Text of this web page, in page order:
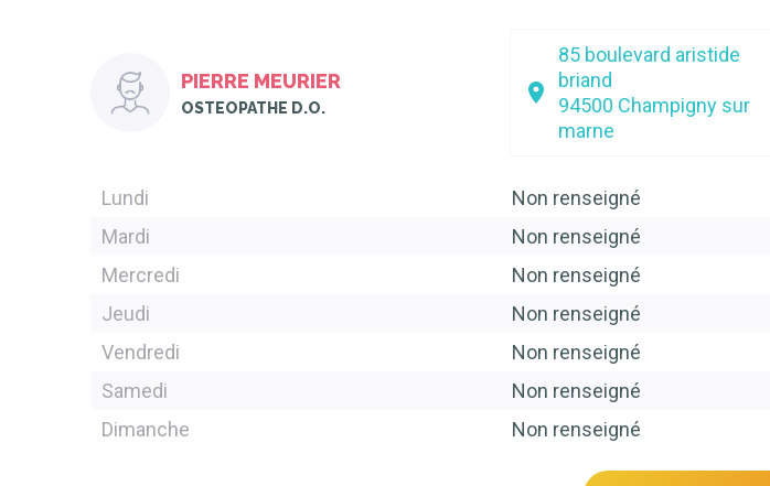
PIERRE MEURIER
OSTEOPATHE D.O.
85 boulevard aristide
briand
94500 Champigny sur
marne
Lundi
Non renseigné
Mardi
Non renseigné
Mercredi
Non renseigné
Jeudi
Non renseigné
Vendredi
Non renseigné
Samedi
Non renseigné
Dimanche
Non renseigné